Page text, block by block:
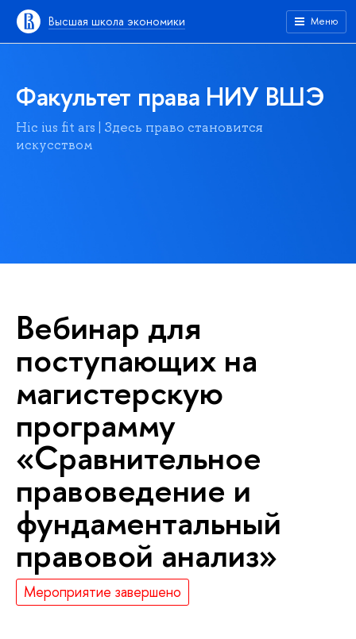
Высшая школа экономики Меню
Факультет права НИУ ВШЭ
Hic ius fit ars | Здесь право становится
искусством
Вебинар для
поступающих на
магистерскую
программу
«Сравнительное
правоведение и
фундаментальный
правовой анализ»
Мероприятие завершено